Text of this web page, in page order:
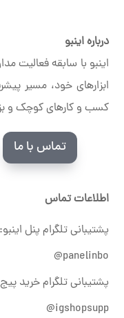
درباره اینبو
ابزارهای خود، مسیر
کسب و کارهای کوچک و
تماس با ما
اطلاعات تماس
پشتیبانی تلگرام پنل اینبو:
panelinbo@
پشتیبانی تلگرام خرید
igshopsupp@